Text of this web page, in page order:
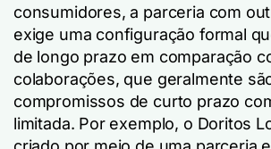
consumidores, a parceria com
exige uma configuração formal
de longo prazo em comparação
colaborações, que geralmente
compromissos de curto prazo
limitada. Por exemplo, o Doritos